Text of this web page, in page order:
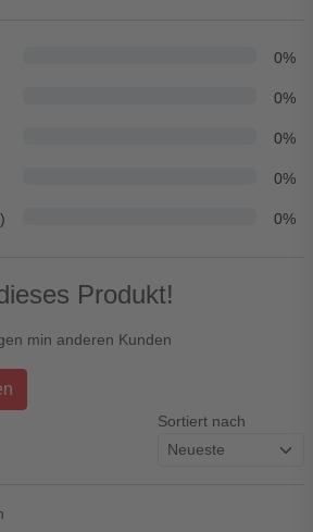
0%
0%
0%
0%
0%
Produkt!
min anderen Kunden
Sortiert nach